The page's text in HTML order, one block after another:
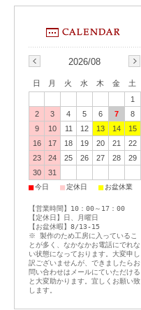
2026/08
日 月 火 水 木 金
土
1
2
3 4 5 6 7
8
9
10 11 12 13 14
15
16
17 18 19 20 21
22
23
24 25 26 27 28
29
30
31
■今日 ■定休日 ■ お盆休業
【営業時間】10：00～17：00
【定休日】日、月曜日
【お盆休暇】8/13-15
※ 製作のため工房に入っているこ
とが多く、なかなかお電話にでれな
い状態になっております。大変申し
訳ございませんが、できましたらお
問い合わせはメールにていただける
と大変助かります。宜しくお願い致
します。